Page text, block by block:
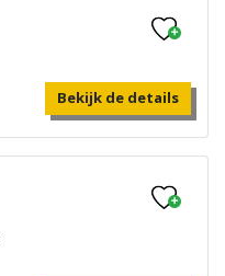
Bekijk de details